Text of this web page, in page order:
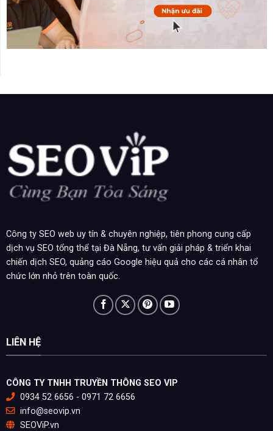
Công ty SEO web uy tín & chuyên nghiệp, tiên phong cung cấp
dịch vụ SEO tổng thể tại Đà Nẵng, tư vấn giải pháp & triển khai
chiến dịch SEO, quảng cáo Google hiệu quả cho các cá nhân tổ
chức lớn nhỏ trên toàn quốc.
LIÊN HỆ
CÔNG TY TNHH TRUYỀN THÔNG SEO VIP
0934 52 6656 - 0971 72 6656
info@seovip.vn
SEOViP.vn